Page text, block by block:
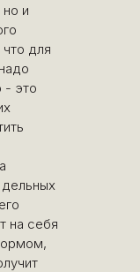
и
для
- это
на себя